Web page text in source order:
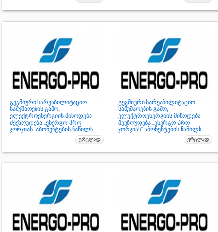
გეგმიური სარეაბილიტაციო
სამუშაოების გამო,
ელექტროენერგიის მიწოდება
შეეზღუდება „ენერგო-პრო
ჯორჯიას“ აბონენტების ნაწილს
გეგმიური სარეაბილიტაციო
სამუშაოების გამო,
ელექტროენერგიის მიწოდება
შეეზღუდება „ენერგო-პრო
ჯორჯიას“ აბონენტების ნაწილს